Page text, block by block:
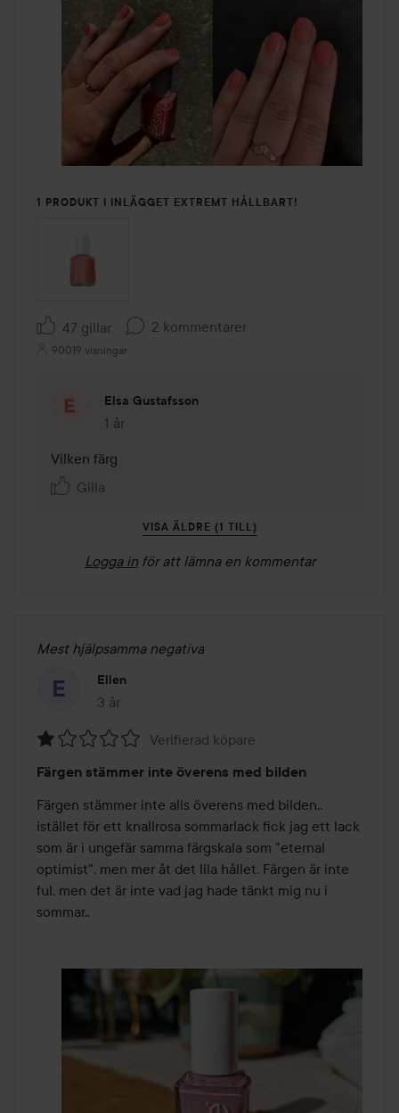
1 PRODUKT I INLÄGGET EXTREMT HÅLLBART!
47 gillar 2 kommentarer
90019 visningar
Elsa Gustafsson
1 år
Kommentaren lades 1 år
Vilken färg
Gilla
VISA ÄLDRE (1 TILL)
Logga in för att lämna en kommentar
Mest hjälpsamma negativa
Ellen
3 år
Inlägget skapades 3 år
1
av
5
Verifierad köpare
Färgen stämmer inte överens med bilden
Färgen stämmer inte alls överens med bilden..
istället för ett knallrosa sommarlack fick jag ett lack
som är i ungefär samma färgskala som "eternal
optimist", men mer åt det lila hållet. Färgen är inte
ful, men det är inte vad jag hade tänkt mig nu i
sommar..